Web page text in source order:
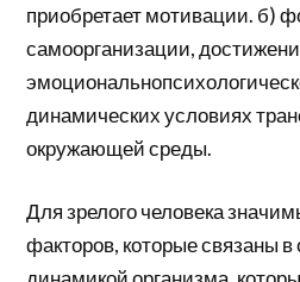
приобретает мотивации. б)
самоорганизации,
динамических условиях
окружающей среды.
Для зрелого человека
факторов, которые связаны